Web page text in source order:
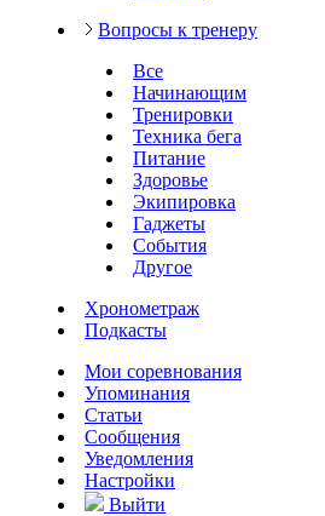
Вопросы к тренеру
Все
Начинающим
Тренировки
Техника бега
Питание
Здоровье
Экипировка
Гаджеты
События
Другое
Хронометраж
Подкасты
Мои соревнования
Упоминания
Статьи
Сообщения
Уведомления
Настройки
Выйти